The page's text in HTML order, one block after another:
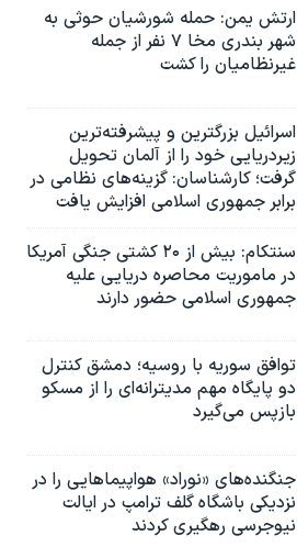
ارتش یمن: حمله شورشیان حوثی به
شهر بندری مخا ۷ نفر از جمله
غیرنظامیان را کشت
اسرائيل بزرگترین و پیشرفته‌ترین
زیردریایی خود را از آلمان تحویل
گرفت؛ کارشناسان: گزینه‌های نظامی در
برابر جمهوری اسلامی افزایش یافت
سنتکام: بیش از ۲۰ کشتی جنگی آمریکا
در ماموریت محاصره دریایی علیه
جمهوری اسلامی حضور دارند
توافق سوریه با روسیه؛ دمشق کنترل
دو پایگاه مهم مدیترانه‌ای را از مسکو
بازپس می‌گیرد
جنگنده‌های «نوراد» هواپیماهایی را در
نزدیکی باشگاه گلف ترامپ در ایالت
نیوجرسی رهگیری کردند